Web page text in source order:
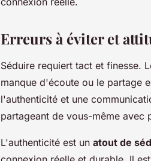
Erreurs à éviter et
Séduire requiert tact et finesse.
manque d'écoute ou le partage
l'authenticité et une
partageant de vous-même avec
L'authenticité est un atout de